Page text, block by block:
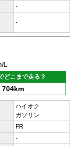
-
-
L
どこまで走る？
704km
ハイオク
ガソリン
FR
-